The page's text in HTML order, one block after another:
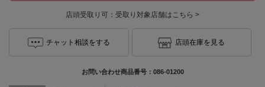
店頭受取り可： 受取り対象店舗はこちら >
チャット相談をする 店頭在庫を見る
お問い合わせ商品番号： 086-01200